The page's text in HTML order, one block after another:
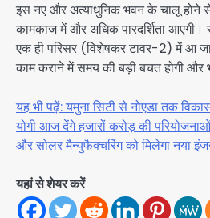
इस नए और अत्याधुनिक भवन के चालू होने
कामकाज में और अधिक पारदर्शिता आएगी।
एक ही परिसर (विशेषकर टावर-2) में आ
काम कराने में समय की बड़ी बचत होगी और
यह भी पढ़ें: यमुना सिटी से नोएडा तक
योगी आज देंगे हजारों करोड़ की
और सोलर मैन्युफैक्चरिंग को मिलेगा नया
यहां से शेयर करें